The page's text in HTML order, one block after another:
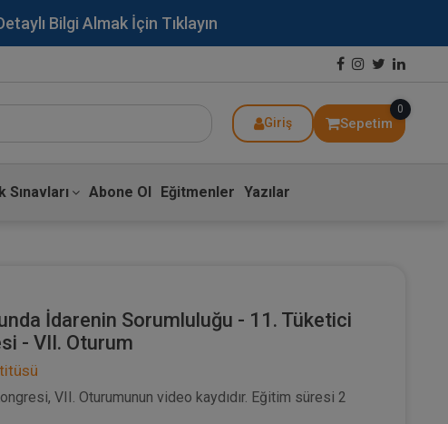
Bilgi Almak İçin Tıklayın
Giriş Sepetim
0
Sınavları Abone Ol Eğitmenler Yazılar
İdarenin Sorumluluğu - 11. Tüketici
- VII. Oturum
VII. Oturumunun video kaydıdır. Eğitim süresi 2